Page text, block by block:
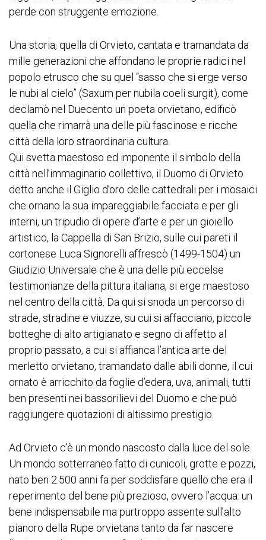
perde con struggente emozione.
Una storia, quella di Orvieto, cantata e tramandata da
mille generazioni che affondano le proprie radici nel
popolo etrusco che su quel “sasso che si erge verso
le nubi al cielo” (Saxum per nubila coeli surgit), come
declamò nel Duecento un poeta orvietano, edificò
quella che rimarrà una delle più fascinose e ricche
città della loro straordinaria cultura.
Qui svetta maestoso ed imponente il simbolo della
città nell’immaginario collettivo, il Duomo di Orvieto
detto anche il Giglio d’oro delle cattedrali per i mosaici
che ornano la sua impareggiabile facciata e per gli
interni, un tripudio di opere d’arte e per un gioiello
artistico, la Cappella di San Brizio, sulle cui pareti il
cortonese Luca Signorelli affrescò (1499-1504) un
Giudizio Universale che è una delle più eccelse
testimonianze della pittura italiana, si erge maestoso
nel centro della città. Da qui si snoda un percorso di
strade, stradine e viuzze, su cui si affacciano, piccole
botteghe di alto artigianato e segno di affetto al
proprio passato, a cui si affianca l’antica arte del
merletto orvietano, tramandato dalle abili donne, il cui
ornato è arricchito da foglie d’edera, uva, animali, tutti
ben presenti nei bassorilievi del Duomo e che può
raggiungere quotazioni di altissimo prestigio.
Ad Orvieto c’è un mondo nascosto dalla luce del sole.
Un mondo sotterraneo fatto di cunicoli, grotte e pozzi,
nato ben 2.500 anni fa per soddisfare quello che era il
reperimento del bene più prezioso, ovvero l’acqua: un
bene indispensabile ma purtroppo assente sull’alto
pianoro della Rupe orvietana tanto da far nascere